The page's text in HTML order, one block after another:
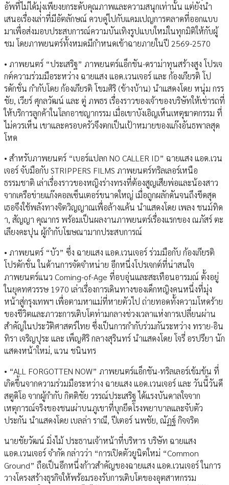
อัพที่ไม่ได้มุ่งเพียงยกระดับคุณภาพและความสนุกเท่านั้น แต่ยังนำ
เสนอเรื่องเล่าที่มีอัตลักษณ์ ควบคู่ไปกับแคมเปญการตลาดที่ออกแบบ
มาเพื่อส่งมอบประสบการณ์ความบันเทิงรูปแบบใหม่ในทุกมิติให้กับผู้
ชม โดยภาพยนตร์ทั้งหมดมีกำหนดเข้าฉายภายในปี 2569-2570
• ภาพยนตร์ “ประเสริฐ” ภาพยนตร์แอ็กชัน-ดราม่าทุนสร้างสูง โปรเจ
กต์ความร่วมมือระหว่าง ฉายแสง แอด.เวนเจอร์ และ ก้องเกียรติ โป
รดักชั่น กำกับโดย ก้องเกียรติ โขมศิริ (ข้างบ้าน) นำแสดงโดย หนุ่ม กรร
ชัย, เวียร์ ศุกลวัฒน์ และ ตู่ ภพธร เรื่องราวของเจ้าของบริษัทให้เช่ารถที่
ให้บริการลูกค้าในโลกอาชญากรรม เมื่อเขาบังเอิญเห็นเหตุฆาตกรรม ที่
ไม่ควรเห็น เขาและครอบครัวจึงตกเป็นเป้าหมายของแก๊งอันธพาลสุด
โหด
• สำหรับภาพยนตร์ “เบอร์แปลก NO CALLER ID” ฉายแสง แอด.เวน
เจอร์ จับมือกับ STRIPPERS FILMS ภาพยนตร์ทริลเลอร์เหนือ
ธรรมชาติ เล่าเรื่องราวของหญิงร่างทรงที่ต้องสูญเสียพ่อและน้องสาว
จากเครือข่ายแก๊งคอลเซ็นเตอร์ขนาดใหญ่ เมื่อถูกผลักดันจนถึงขีดสุด
เธอจึงใช้พลังทางจิตวิญญาณเพื่อล้างแค้น นำแสดงโดย เพลง ชนม์ทิด
า, สัญญา คุณากร พร้อมเป็นผลงานภาพยนตร์เรื่องแรกของ ณภัสร์ ตะ
เลียงคะปุน ผู้กำกับโฆษณามากประสบการณ์
• ภาพยนตร์ “บัว” ซึ่ง ฉายแสง แอด.เวนเจอร์ ร่วมมือกับ ก้องเกียรติ
โปรดักชั่น ในด้านการจัดจำหน่าย อีกหนึ่งโปรเจกต์ที่น่าสนใจ
ภาพยนตร์แนว Coming-of-Age ที่อบอุ่นและสะเทือนอารมณ์ ตั้งอยู่
ในยุคทศวรรษ 1970 เล่าเรื่องการเดินทางของเด็กหญิงคนหนึ่งที่มุ่ง
หน้าสู่กรุงเทพฯ เพื่อตามหาแม่ที่หายตัวไป ถ่ายทอดทั้งความโหดร้าย
ของชีวิตและภาวะการเติบโตท่ามกลางช่วงเวลาแห่งการเปลี่ยนผ่าน
สำคัญในประวัติศาสตร์ไทย ซึ่งเป็นการกำกับร่วมกันระหว่าง ทราย-อิน
ทิรา เจริญปุระ และ เพ็ญศิริ กลางสุรินทร์ นำแสดงโดย โจรี่ อรปรียา นัก
แสดงหน้าใหม่, แวน ชนินทร
• “ALL FORGOTTEN NOW” ภาพยนตร์แอ็กชัน-ทริลเลอร์เข้มข้น ที่
เกิดขึ้นจากความร่วมมือระหว่าง ฉายแสง แอด.เวนเจอร์ และ วันนี้วันดี
สตูดิโอ จากผู้กำกับ กิตติชัย วรรณ์ประเสริฐ ได้แรงบันดาลใจจาก
เหตุการณ์จริงของชนเผ่าบนภูเขาที่บุกยึดโรงพยาบาลและจับตัว
ประกัน นำแสดงโดย เบลล่า ราณี, ปีเตอร์ นพชัย, ณัฏฐ์ กิจจริต
นายชัยวัฒน์ มิ่งไม้ ประธานเจ้าหน้าที่บริหาร บริษัท ฉายแสง
แอด.เวนเจอร์ จำกัด กล่าวว่า “การเปิดตัวยูนิตใหม่ “Common
Ground” ถือเป็นอีกหนึ่งก้าวสำคัญของฉายแสง แอด.เวนเจอร์ ในการ
วางโครงสร้างธุรกิจให้พร้อมรองรับการเติบโตของอุตสาหกรรม